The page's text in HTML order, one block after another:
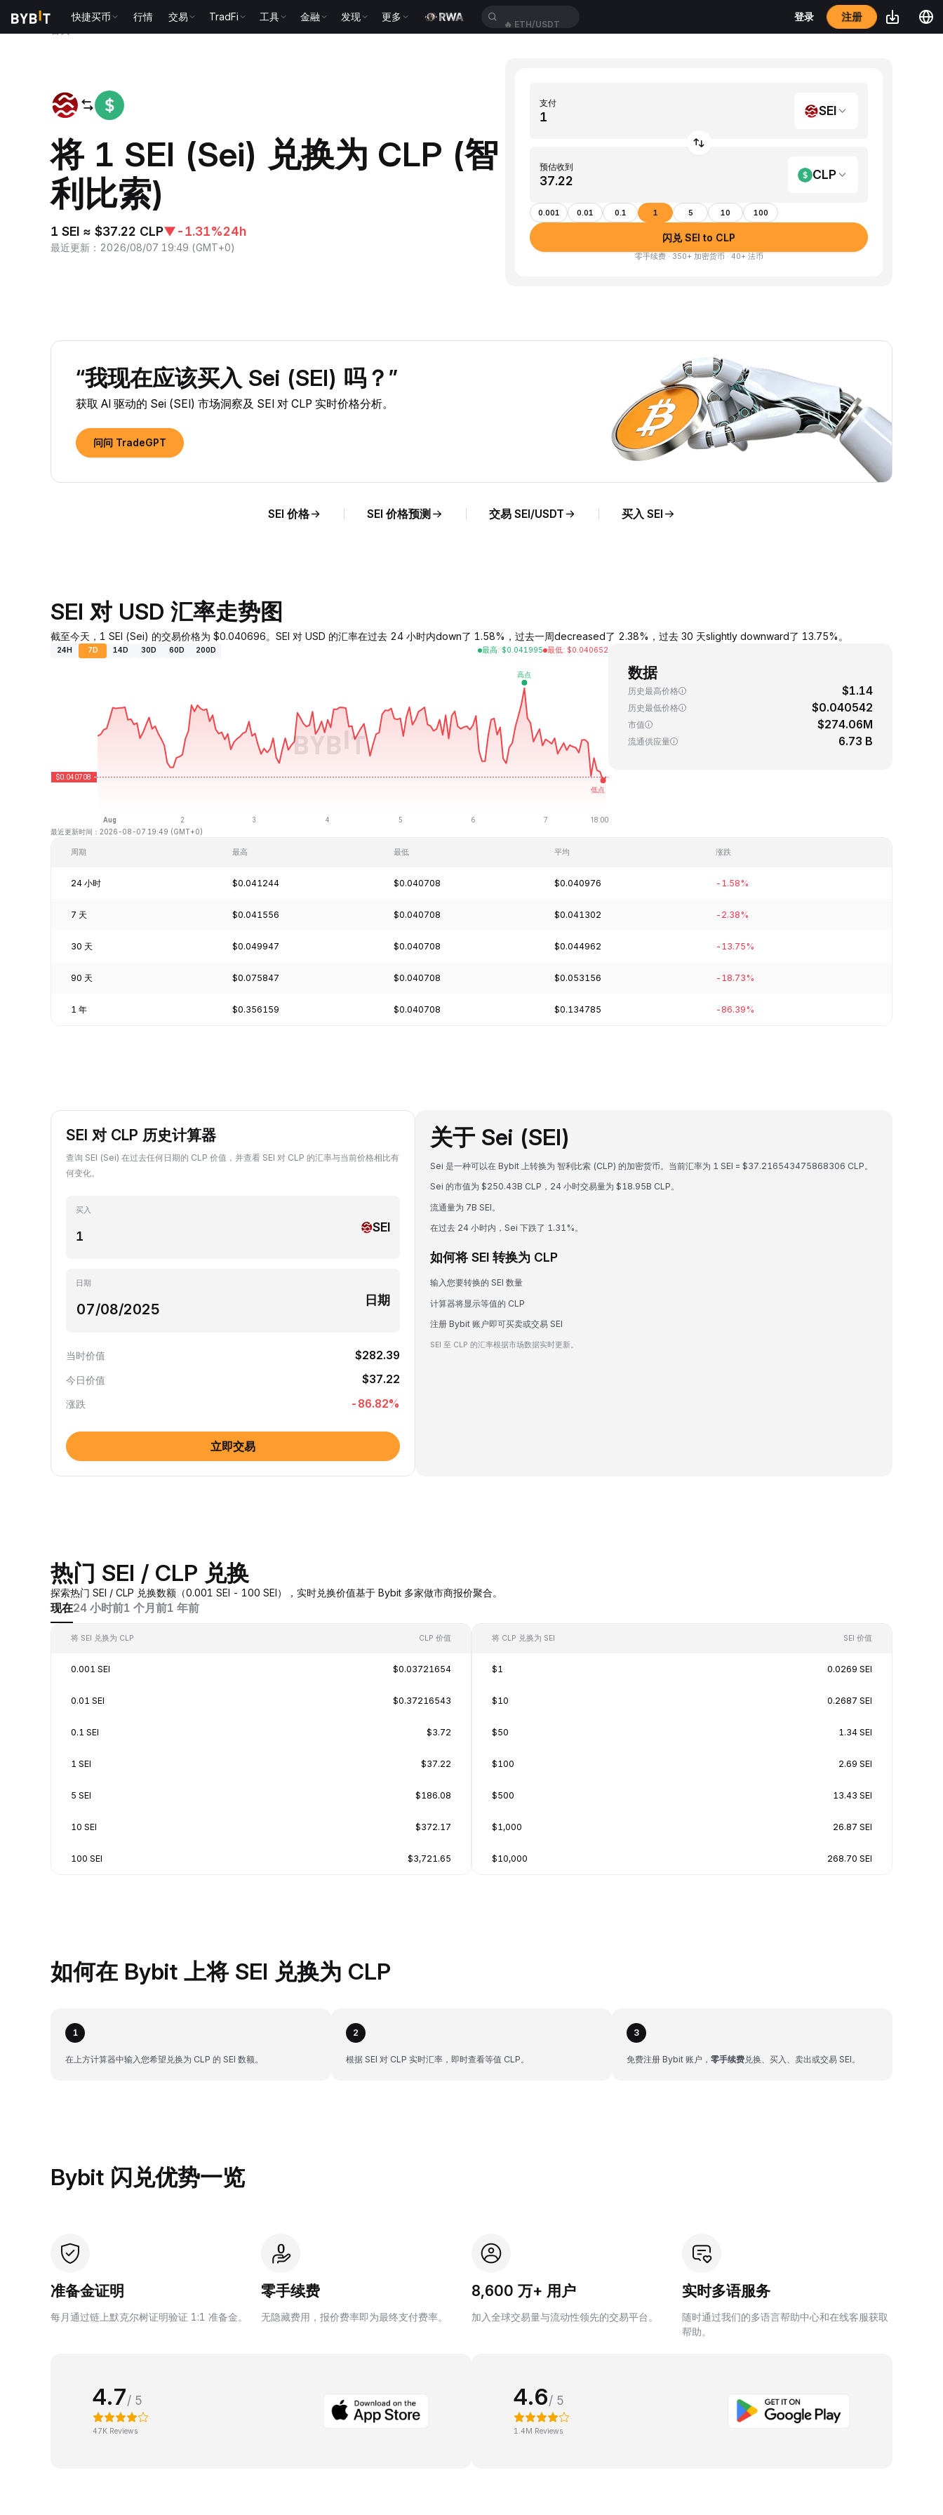
快捷买币 行情 交易 TradFi 工具 金融 发现 更多 登录 注册
将 1 SEI (Sei) 兑换为 CLP (智
利比索)
1 SEI ≈ $37.22 CLP▼-1.31%24h
最近更新 ： 2026/08/07 19:49 (GMT+0)
支付
SEI
预估收到
CLP
0.001 0.01 0.1 1 5 10 100
闪兑 SEI to CLP
零手续费 · 350+ 加密货币 · 40+ 法币
“我现在应该买入 Sei (SEI) 吗？”
获取 AI 驱动的 Sei (SEI) 市场洞察及 SEI 对 CLP 实时价格分析。
问问 TradeGPT
SEI 价格 SEI 价格预测 交易 SEI/USDT 买入 SEI
SEI 对 USD 汇率走势图
截至今天，1 SEI (Sei) 的交易价格为 $0.040696。SEI 对 USD 的汇率在过去 24 小时内down了 1.58%，过去一周decreased了 2.38%，过去 30 天slightly downward了 13.75%。
24H 7D 14D 30D 60D 200D 最高: $0.041995 最低: $0.040652
最近更新时间：2026-08-07 19:49 (GMT+0)
数据
历史最高价格 $1.14
历史最低价格 $0.040542
市值 $274.06M
流通供应量 6.73 B
周期 最高 最低 平均 涨跌
24 小时 $0.041244 $0.040708 $0.040976 -1.58%
7 天 $0.041556 $0.040708 $0.041302 -2.38%
30 天 $0.049947 $0.040708 $0.044962 -13.75%
90 天 $0.075847 $0.040708 $0.053156 -18.73%
1 年 $0.356159 $0.040708 $0.134785 -86.39%
SEI 对 CLP 历史计算器
查询 SEI (Sei) 在过去任何日期的 CLP 价值，并查看 SEI 对 CLP 的汇率与当前价格相比有
何变化。
买入
SEI
日期
日期
当时价值 $282.39
今日价值 $37.22
涨跌 -86.82%
立即交易
关于 Sei (SEI)
Sei 是一种可以在 Bybit 上转换为 智利比索 (CLP) 的加密货币。当前汇率为 1 SEI = $37.216543475868306 CLP。
Sei 的市值为 $250.43B CLP，24 小时交易量为 $18.95B CLP。
流通量为 7B SEI。
在过去 24 小时内，Sei 下跌了 1.31%。
如何将 SEI 转换为 CLP
输入您要转换的 SEI 数量
计算器将显示等值的 CLP
注册 Bybit 账户即可买卖或交易 SEI
SEI 至 CLP 的汇率根据市场数据实时更新。
热门 SEI / CLP 兑换
探索热门 SEI / CLP 兑换数额（0.001 SEI - 100 SEI），实时兑换价值基于 Bybit 多家做市商报价聚合。
现在24 小时前1 个月前1 年前
将 SEI 兑换为 CLP CLP 价值
0.001 SEI $0.03721654
0.01 SEI $0.37216543
0.1 SEI $3.72
1 SEI $37.22
5 SEI $186.08
10 SEI $372.17
100 SEI $3,721.65
将 CLP 兑换为 SEI SEI 价值
$1 0.0269 SEI
$10 0.2687 SEI
$50 1.34 SEI
$100 2.69 SEI
$500 13.43 SEI
$1,000 26.87 SEI
$10,000 268.70 SEI
如何在 Bybit 上将 SEI 兑换为 CLP
1
在上方计算器中输入您希望兑换为 CLP 的 SEI 数额。
2
根据 SEI 对 CLP 实时汇率，即时查看等值 CLP。
3
免费注册 Bybit 账户， 零手续费 兑换、买入、卖出或交易 SEI。
Bybit 闪兑优势一览
准备金证明
每月通过链上默克尔树证明验证 1:1 准备金。
零手续费
无隐藏费用，报价费率即为最终支付费率。
8,600 万+ 用户
加入全球交易量与流动性领先的交易平台。
实时多语服务
随时通过我们的多语言帮助中心和在线客服获取
帮助。
4.7/ 5
47K Reviews
4.6/ 5
1.4M Reviews